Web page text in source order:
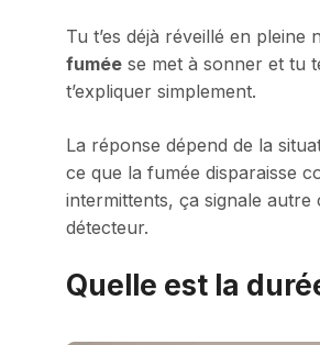
Tu t’es déjà réveillé en
fumée se met à sonner et tu
t’expliquer simplement.
La réponse dépend de la
ce que la fumée disparaisse
intermittents, ça signale
détecteur.
Quelle est la